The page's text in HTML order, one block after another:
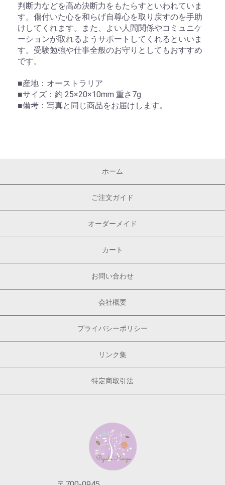
判断力などを高め決断力をもたらすといわれていま
す。傷付いた心を和らげ自尊心を取り戻すのを手助
けしてくれます。また、よい人間関係やコミュニケ
ーションが取れるようサポートしてくれるといいま
す。受験勉強や仕事全般のお守りとしてもおすすめ
です。
■産地：オーストラリア
■サイズ：約 25×20×10mm 重さ7g
■備考：写真と同じ商品をお届けします。
ホーム
ご注文ガイド
オーダーメイド
カート
お問い合わせ
会社概要
プライバシーポリシー
リンク集
特定商取引法